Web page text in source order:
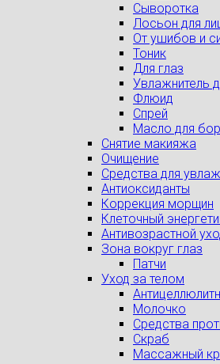
Сыворотка
Лосьон для
От ушибов и
Тоник
Для глаз
Увлажнитель
Флюид
Спрей
Масло для
Снятие макияжа
Очищение
Средства для
Антиоксиданты
Коррекция морщин
Клеточный
Антивозрастной
Зона вокруг глаз
Патчи
Уход за телом
Молочко
Средства
Скраб
Массажный